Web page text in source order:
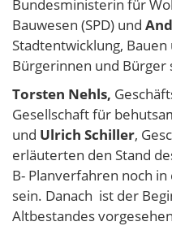
Bundesministerin für
Bauwesen (SPD) und
Stadtentwicklung, Bauen
Bürgerinnen und Bürger
Torsten Nehls,
Gesellschaft für
und Ulrich Schiller,
erläuterten den Stand
B- Planverfahren noch
sein. Danach ist der
Altbestandes